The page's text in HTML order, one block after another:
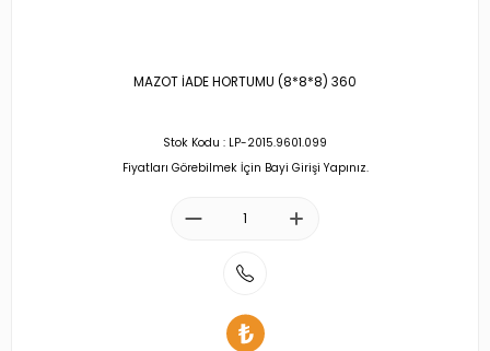
MAZOT İADE HORTUMU (8*8*8) 360
Stok Kodu : LP-2015.9601.099
Fiyatları Görebilmek İçin Bayi Girişi Yapınız.